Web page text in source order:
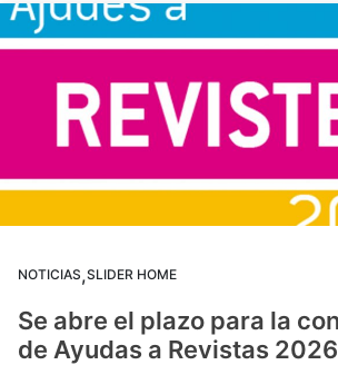
NOTICIAS,SLIDER HOME
Se abre el plazo para la
de Ayudas a Revistas 2026